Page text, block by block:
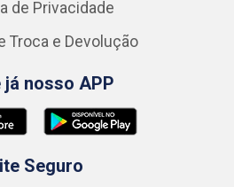
de Privacidade
Troca e Devolução
já nosso APP
Seguro